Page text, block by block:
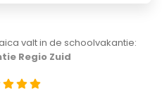
valt in de schoolvakantie:
Regio Zuid